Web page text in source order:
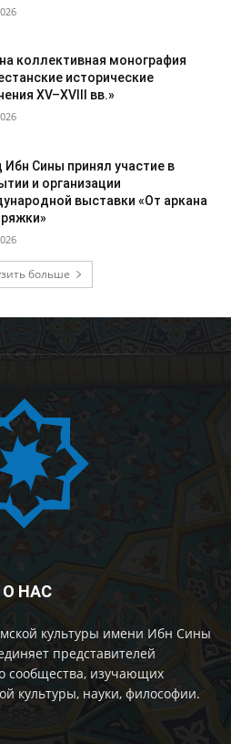
коллективная монография
исторические
XV–XVIII вв.»
Сины принял участие в
и организации
выставки «От аркана
больше
О НАС
культуры имени Ибн Сины
представителей
сообщества, изучающих
культуры, науки, философии.